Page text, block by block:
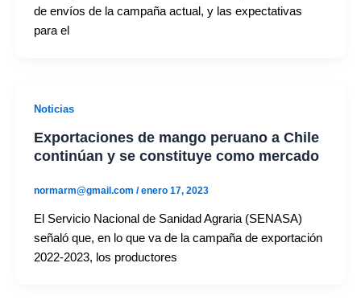
de envíos de la campaña actual, y las expectativas
para el
Noticias
Exportaciones de mango peruano a Chile
continúan y se constituye como mercado
normarm@gmail.com /enero 17, 2023
El Servicio Nacional de Sanidad Agraria (SENASA)
señaló que, en lo que va de la campaña de exportación
2022-2023, los productores